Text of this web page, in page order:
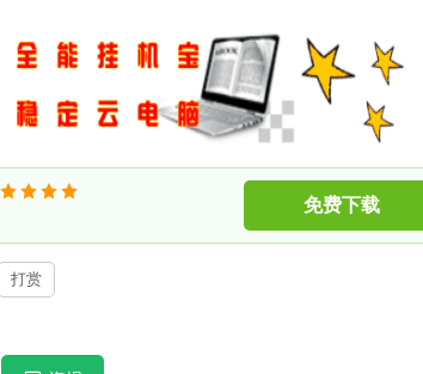
免费下载
打赏